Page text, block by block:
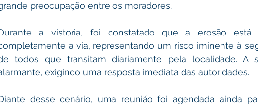
preocupação entre os moradores.
a vistoria, foi constatado que a erosão está
a via, representando um risco iminente à
todos que transitam diariamente pela localidade. A
exigindo uma resposta imediata das autoridades.
desse cenário, uma reunião foi agendada ainda